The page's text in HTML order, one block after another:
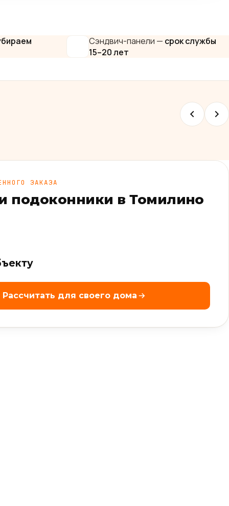
Сэндвич-панели — срок службы
15–20 лет
ЗАКАЗА
подоконники в Томилино
Рассчитать для своего дома